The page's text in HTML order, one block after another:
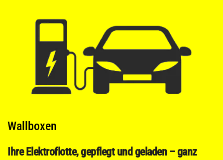
Wallboxen
Ihre Elektroflotte, gepflegt und geladen – ganz